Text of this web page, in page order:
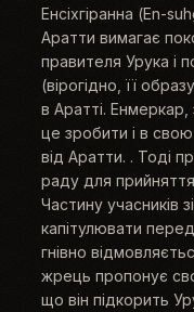
Енсіхгіранна (En-
Аратти вимагає
правителя Урука і
(вірогідно, її
в Аратті.
це зробити і в
від Аратти. . Тоді
раду для
Частину учасників
капітулювати
гнівно
жрець пропонує
що він підкорить